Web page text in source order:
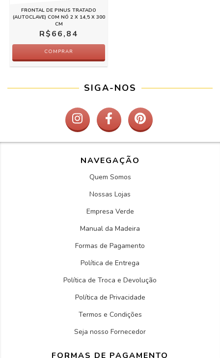
FRONTAL DE PINUS TRATADO
(AUTOCLAVE) COM NÓ 2 X 14,5 X 300
CM
R$66,84
COMPRAR
SIGA-NOS
NAVEGAÇÃO
Quem Somos
Nossas Lojas
Empresa Verde
Manual da Madeira
Formas de Pagamento
Política de Entrega
Política de Troca e Devolução
Política de Privacidade
Termos e Condições
Seja nosso Fornecedor
FORMAS DE PAGAMENTO